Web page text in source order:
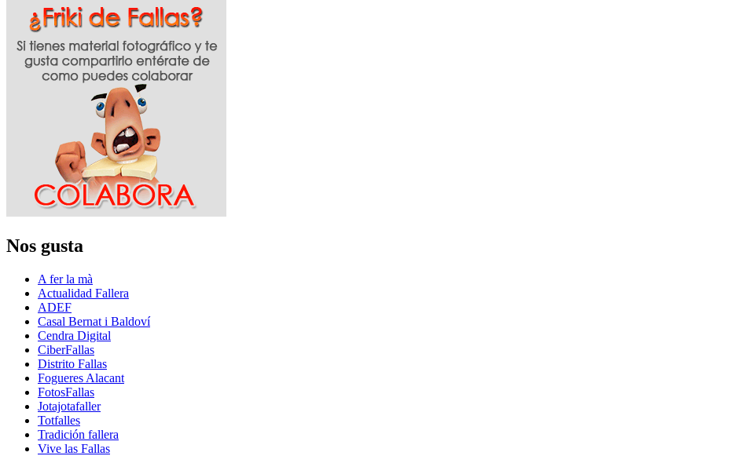
Nos gusta
A fer la mà
Actualidad Fallera
ADEF
Casal Bernat i Baldoví
Cendra Digital
CiberFallas
Distrito Fallas
Fogueres Alacant
FotosFallas
Jotajotafaller
Totfalles
Tradición fallera
Vive las Fallas